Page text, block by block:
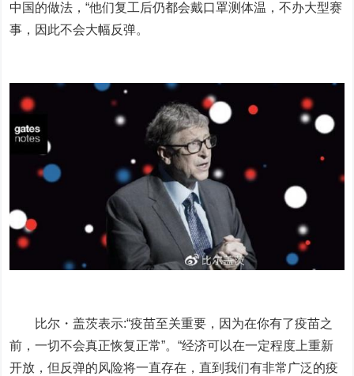
中国的做法，“他们复工后仍都会戴口罩测体温，不办大型赛
事，因此不会大幅反弹。
比尔・盖茨表示:“疫苗至关重要，因为在你有了疫苗之
前，一切不会真正恢复正常”。“经济可以在一定程度上重新
开放，但反弹的风险将一直存在，直到我们有非常广泛的疫